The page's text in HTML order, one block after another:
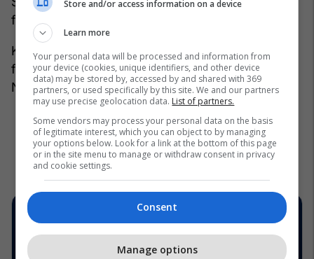
fundit, në vitin 2017.
Këtë javë, u ndanë edhe çmimet për mjekësi,
fizikë dhe kimi, ndërsa të premten do të ndahet
Nobeli për Paqe. /Telegrafi/
Store and/or access information on a device
Learn more
Your personal data will be processed and information from
your device (cookies, unique identifiers, and other device
data) may be stored by, accessed by and shared with 369
partners, or used specifically by this site. We and our partners
may use precise geolocation data. List of partners.
Some vendors may process your personal data on the basis
of legitimate interest, which you can object to by managing
your options below. Look for a link at the bottom of this page
or in the site menu to manage or withdraw consent in privacy
and cookie settings.
Consent
Manage options